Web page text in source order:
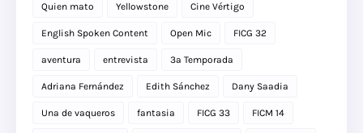
Quien mato Yellowstone Cine Vértigo
English Spoken Content Open Mic FICG 32
aventura entrevista 3a Temporada
Adriana Fernández Edith Sánchez Dany Saadia
Una de vaqueros fantasia FICG 33 FICM 14